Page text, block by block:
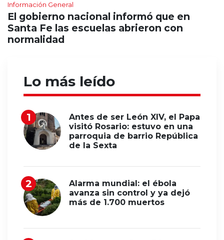
Información General
El gobierno nacional informó que en
Santa Fe las escuelas abrieron con
normalidad
Lo más leído
Antes de ser León XIV, el Papa
visitó Rosario: estuvo en una
parroquia de barrio República
de la Sexta
Alarma mundial: el ébola
avanza sin control y ya dejó
más de 1.700 muertos